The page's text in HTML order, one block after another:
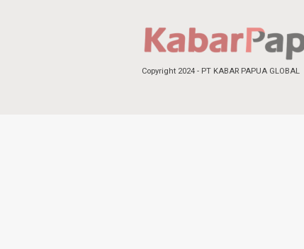
Copyright 2024 - PT KABAR PAPUA GLOBAL